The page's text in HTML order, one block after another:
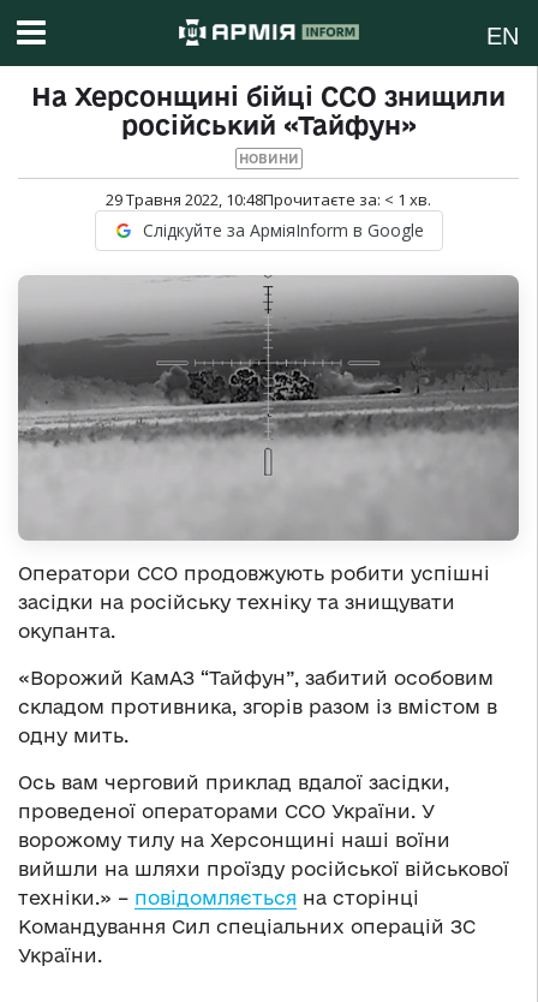
EN
На Херсонщині бійці ССО знищили
російський «Тайфун»
НОВИНИ
29 Травня 2022, 10:48Прочитаєте за: < 1 хв.
Слідкуйте за АрміяInform в Google
Оператори ССО продовжують робити успішні
засідки на російську техніку та знищувати
окупанта.
«Ворожий КамАЗ “Тайфун”, забитий особовим
складом противника, згорів разом із вмістом в
одну мить.
Ось вам черговий приклад вдалої засідки,
проведеної операторами ССО України. У
ворожому тилу на Херсонщині наші воїни
вийшли на шляхи проїзду російської військової
техніки.» – повідомляється на сторінці
Командування Сил спеціальних операцій ЗС
України.